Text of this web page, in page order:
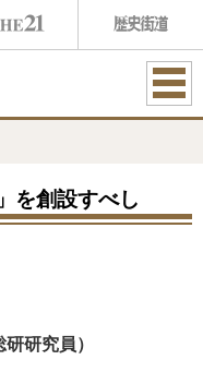
ME
を創設すべし
研究員）